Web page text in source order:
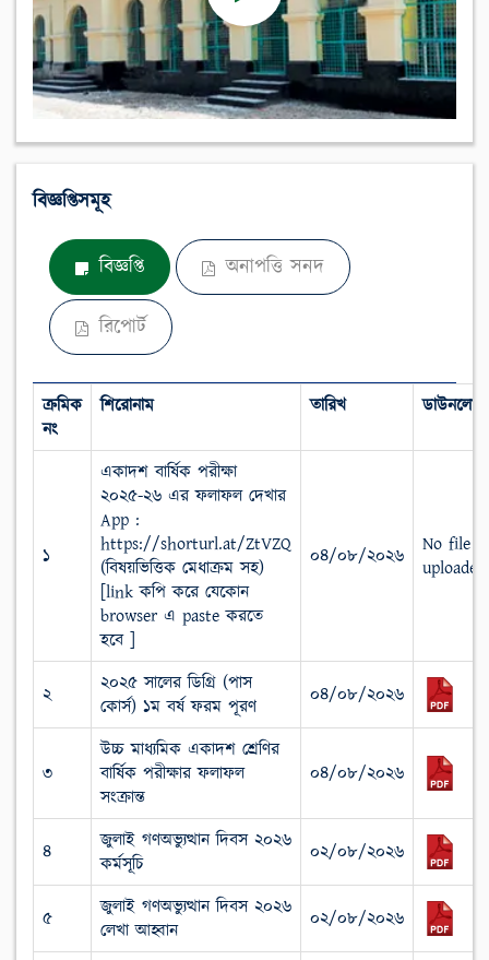
বিজ্ঞপ্তিসমূহ
বিজ্ঞপ্তি অনাপত্তি সনদ
রিপোর্ট
ক্রমিক
নং
শিরোনাম তারিখ ডাউনলোড
১
একাদশ বার্ষিক পরীক্ষা
২০২৫-২৬ এর ফলাফল দেখার
App :
https://shorturl.at/ZtVZQ
(বিষয়ভিত্তিক মেধাক্রম সহ)
[link কপি করে যেকোন
browser এ paste করতে
হবে ]
০৪/০৮/২০২৬
No file
uploaded.
২
২০২৫ সালের ডিগ্রি (পাস
কোর্স) ১ম বর্ষ ফরম পূরণ
০৪/০৮/২০২৬
৩
উচ্চ মাধ্যমিক একাদশ শ্রেণির
বার্ষিক পরীক্ষার ফলাফল
সংক্রান্ত
০৪/০৮/২০২৬
৪
জুলাই গণঅভ্যুত্থান দিবস ২০২৬
কর্মসূচি
০২/০৮/২০২৬
৫
জুলাই গণঅভ্যুত্থান দিবস ২০২৬
লেখা আহ্বান
০২/০৮/২০২৬